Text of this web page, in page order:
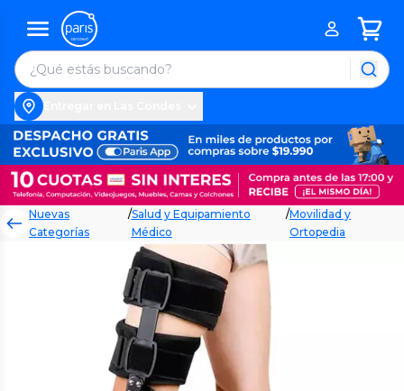
Nuevas
Categorías
/Salud y Equipamiento
Médico
/Movilidad y
Ortopedia